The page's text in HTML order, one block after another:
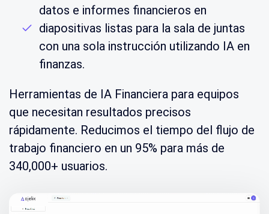
datos e informes financieros en
diapositivas listas para la sala de juntas
con una sola instrucción utilizando IA en
finanzas.
Herramientas de IA Financiera para equipos
que necesitan resultados precisos
rápidamente. Reducimos el tiempo del flujo de
trabajo financiero en un 95% para más de
340,000+ usuarios.